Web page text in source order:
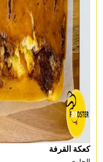
كعكة القرفة